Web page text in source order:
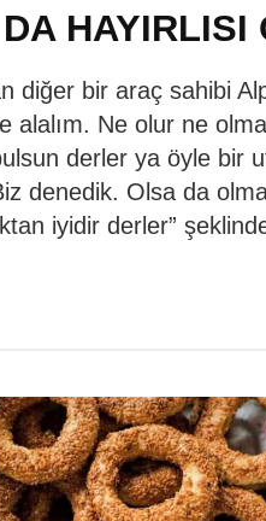
HAYIRLISI
diğer bir araç sahibi
alalım. Ne olur ne
derler ya öyle bir
denedik. Olsa da
iyidir derler”